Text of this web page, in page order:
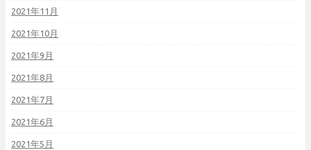
2021年11月
2021年10月
2021年9月
2021年8月
2021年7月
2021年6月
2021年5月